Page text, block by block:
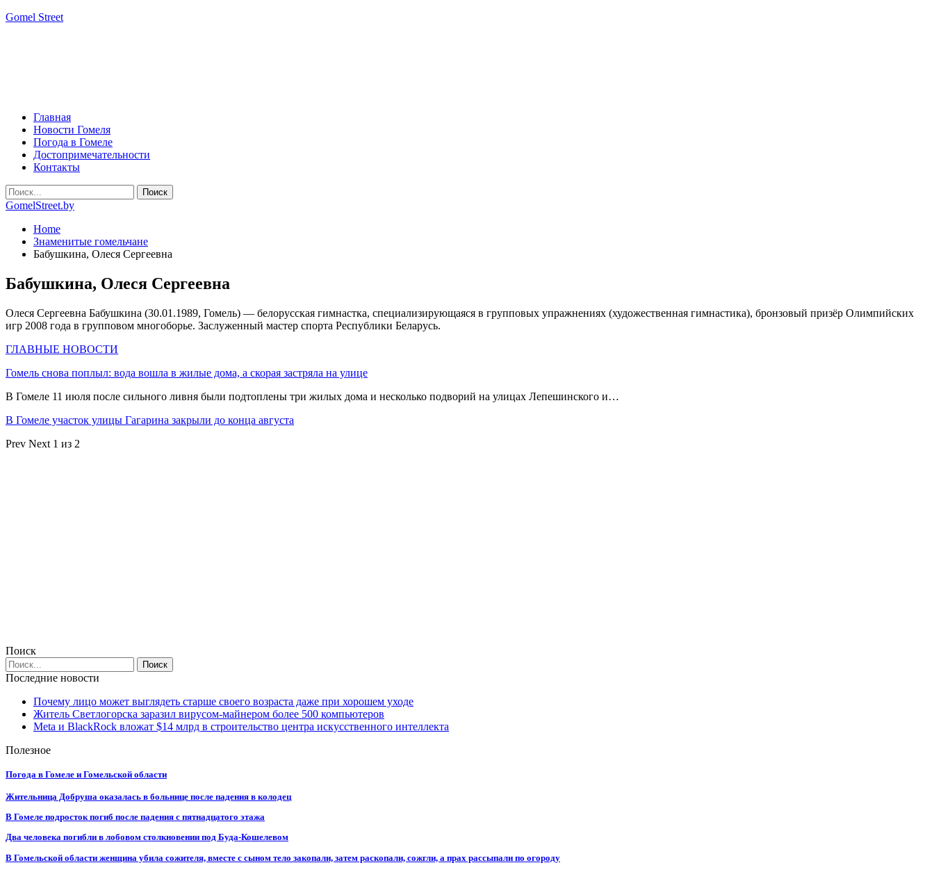
Gomel Street
Главная
Новости Гомеля
Погода в Гомеле
Достопримечательности
Контакты
GomelStreet.by
Home
Знаменитые гомельчане
Бабушкина, Олеся Сергеевна
Бабушкина, Олеся Сергеевна
Олеся Сергеевна Бабушкина (30.01.1989, Гомель) — белорусская гимнастка, специализирующаяся в групповых упражнениях (художественная гимнастика), бронзовый призёр Олимпийских
игр 2008 года в групповом многоборье. Заслуженный мастер спорта Республики Беларусь.
ГЛАВНЫЕ НОВОСТИ
Гомель снова поплыл: вода вошла в жилые дома, а скорая застряла на улице
В Гомеле 11 июля после сильного ливня были подтоплены три жилых дома и несколько подворий на улицах Лепешинского и…
В Гомеле участок улицы Гагарина закрыли до конца августа
Prev Next 1 из 2
Поиск
Последние новости
Почему лицо может выглядеть старше своего возраста даже при хорошем уходе
Житель Светлогорска заразил вирусом-майнером более 500 компьютеров
Meta и BlackRock вложат $14 млрд в строительство центра искусственного интеллекта
Полезное
Погода в Гомеле и Гомельской области
Жительница Добруша оказалась в больнице после падения в колодец
В Гомеле подросток погиб после падения с пятнадцатого этажа
Два человека погибли в лобовом столкновении под Буда-Кошелевом
В Гомельской области женщина убила сожителя, вместе с сыном тело закопали, затем раскопали, сожгли, а прах рассыпали по огороду